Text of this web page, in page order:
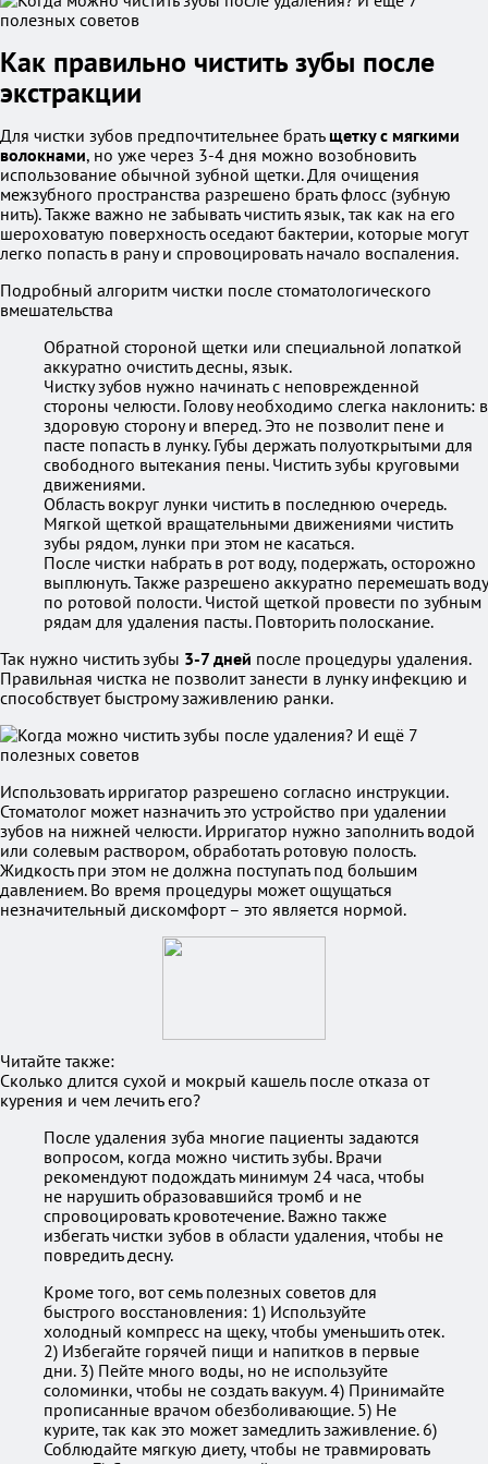
Как правильно чистить зубы после
экстракции
Для чистки зубов предпочтительнее брать щетку с мягкими
волокнами, но уже через 3-4 дня можно возобновить
использование обычной зубной щетки. Для очищения
межзубного пространства разрешено брать флосс (зубную
нить). Также важно не забывать чистить язык, так как на его
шероховатую поверхность оседают бактерии, которые могут
легко попасть в рану и спровоцировать начало воспаления.
Подробный алгоритм чистки после стоматологического
вмешательства
Обратной стороной щетки или специальной лопаткой
аккуратно очистить десны, язык.
Чистку зубов нужно начинать с неповрежденной
стороны челюсти. Голову необходимо слегка наклонить: в
здоровую сторону и вперед. Это не позволит пене и
пасте попасть в лунку. Губы держать полуоткрытыми для
свободного вытекания пены. Чистить зубы круговыми
движениями.
Область вокруг лунки чистить в последнюю очередь.
Мягкой щеткой вращательными движениями чистить
зубы рядом, лунки при этом не касаться.
После чистки набрать в рот воду, подержать, осторожно
выплюнуть. Также разрешено аккуратно перемешать воду
по ротовой полости. Чистой щеткой провести по зубным
рядам для удаления пасты. Повторить полоскание.
Так нужно чистить зубы 3-7 дней после процедуры удаления.
Правильная чистка не позволит занести в лунку инфекцию и
способствует быстрому заживлению ранки.
Использовать ирригатор разрешено согласно инструкции.
Стоматолог может назначить это устройство при удалении
зубов на нижней челюсти. Ирригатор нужно заполнить водой
или солевым раствором, обработать ротовую полость.
Жидкость при этом не должна поступать под большим
давлением. Во время процедуры может ощущаться
незначительный дискомфорт – это является нормой.
Читайте также:
Сколько длится сухой и мокрый кашель после отказа от
курения и чем лечить его?
После удаления зуба многие пациенты задаются
вопросом, когда можно чистить зубы. Врачи
рекомендуют подождать минимум 24 часа, чтобы
не нарушить образовавшийся тромб и не
спровоцировать кровотечение. Важно также
избегать чистки зубов в области удаления, чтобы не
повредить десну.
Кроме того, вот семь полезных советов для
быстрого восстановления: 1) Используйте
холодный компресс на щеку, чтобы уменьшить отек.
2) Избегайте горячей пищи и напитков в первые
дни. 3) Пейте много воды, но не используйте
соломинки, чтобы не создать вакуум. 4) Принимайте
прописанные врачом обезболивающие. 5) Не
курите, так как это может замедлить заживление. 6)
Соблюдайте мягкую диету, чтобы не травмировать